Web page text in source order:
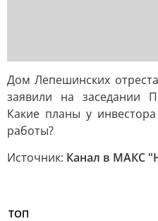
Дом Лепешинских
заявили на заседании
Какие планы у
работы?
Источник: Канал в МАКС
ТОП